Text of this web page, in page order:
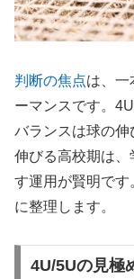
判断の焦点は、一
ーマンスです。
バランスは球の
伸びる高校期は
す運用が賢明で
に整理します。
4U/5Uの見極